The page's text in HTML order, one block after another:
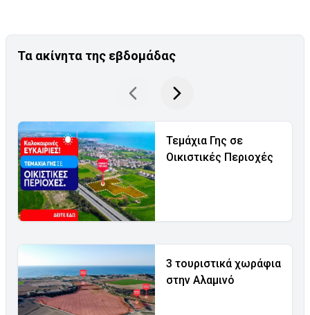
Τα ακίνητα της εβδομάδας
Τεμάχια Γης σε
Οικιστικές Περιοχές
3 τουριστικά χωράφια
στην Αλαμινό